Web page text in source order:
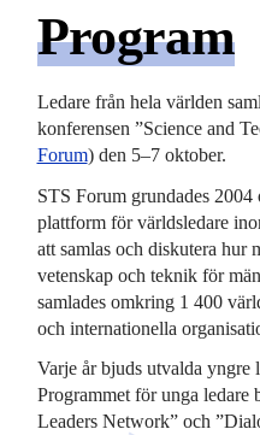
Program
Ledare från hela världen
konferensen ”Science and
Forum) den 5–7 oktober.
STS Forum grundades
plattform för världsledare
att samlas och diskutera hur
vetenskap och teknik för
samlades omkring 1 400
och internationella
Varje år bjuds utvalda yngre
Programmet för unga ledare
Leaders Network” och